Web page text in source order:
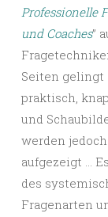
Professionelle
und Coaches”
Seiten gelingt
praktisch,
und
werden
aufgezeigt …
des
Fragenarten